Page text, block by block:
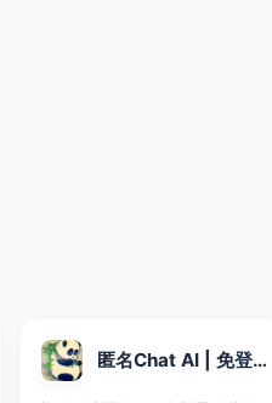
匿名Chat AI | 免登录在线使用 - 轻松构建你的AI应用